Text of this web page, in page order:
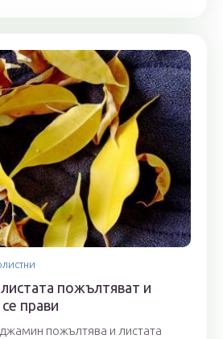
пожълтяват и
прави
пожълтява и листата